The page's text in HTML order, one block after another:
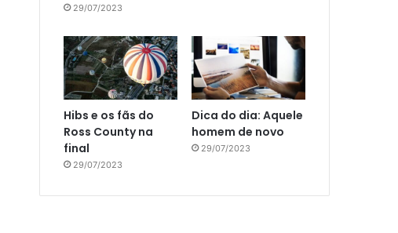
29/07/2023
Hibs e os fãs do
Ross County na
final
29/07/2023
Dica do dia: Aquele
homem de novo
29/07/2023